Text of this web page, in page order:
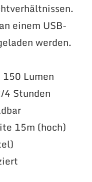
einem USB-
werden.
Lumen
Stunden
15m (hoch)